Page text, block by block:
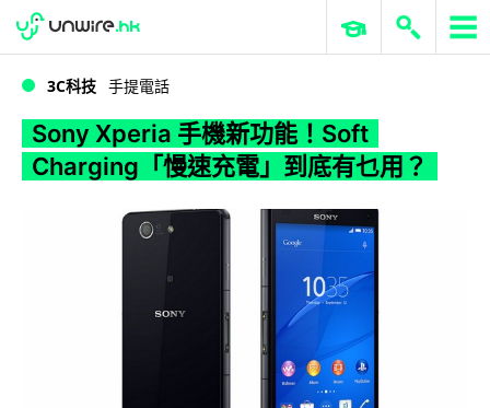
WWDC 2026 ERP 與商業 AI
3C科技 手提電話
Sony Xperia 手機新功能！Soft
Charging「慢速充電」到底有乜用？